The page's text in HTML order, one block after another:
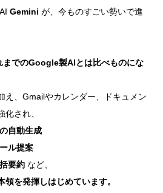
Gemini が、今ものすごい勢いで進
でのGoogle製AIとは比べものにな
え、Gmailやカレンダー、ドキュメン
化され、
自動生成
ル提案
要約 など、
を発揮しはじめています。